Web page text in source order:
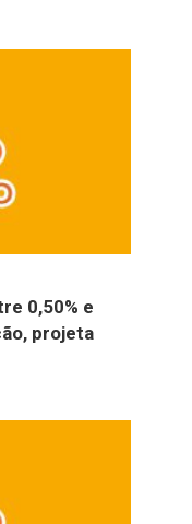
0,50% e
projeta